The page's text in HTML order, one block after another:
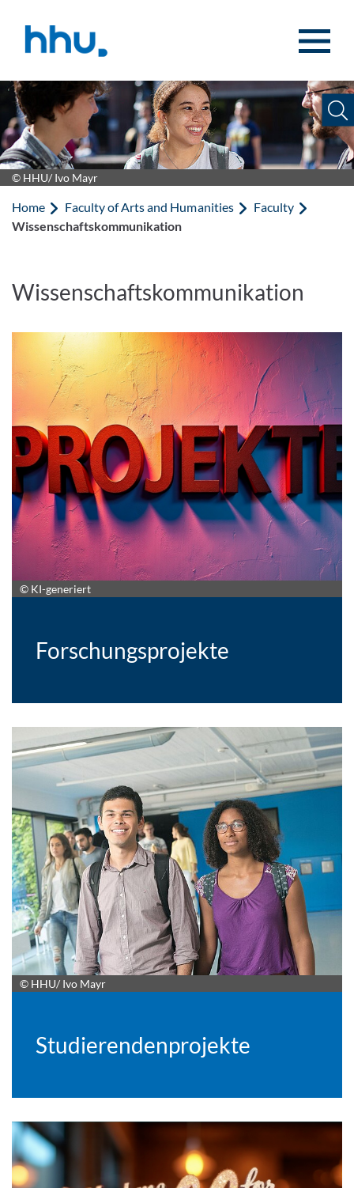
© HHU/ Ivo Mayr
Home Faculty of Arts and Humanities
Faculty
Wissenschaftskommunikation
Wissenschaftskommunikation
© KI-generiert
Forschungsprojekte
© HHU/ Ivo Mayr
Studierenden­projekte­